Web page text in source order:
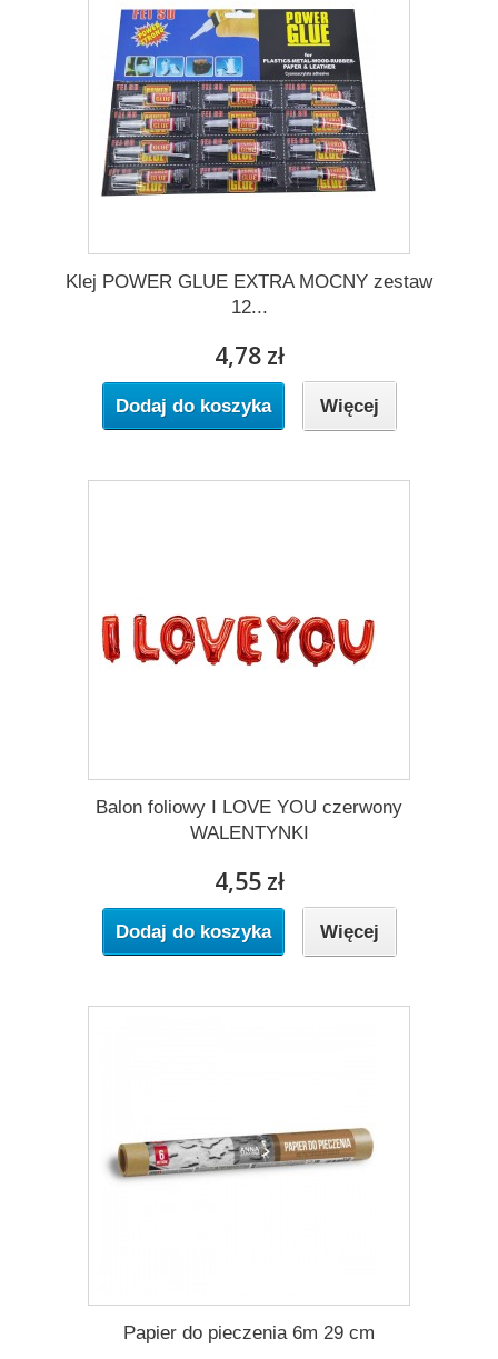
Klej POWER GLUE EXTRA MOCNY zestaw
12...
4,78 zł
Dodaj do koszyka Więcej
Balon foliowy I LOVE YOU czerwony
WALENTYNKI
4,55 zł
Dodaj do koszyka Więcej
Papier do pieczenia 6m 29 cm